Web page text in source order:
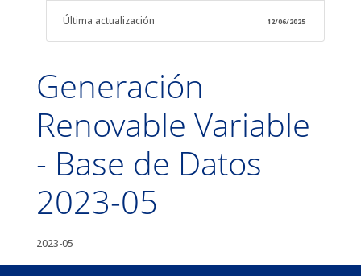
Última actualización 12/06/2025
Generación
Renovable Variable
- Base de Datos
2023-05
2023-05